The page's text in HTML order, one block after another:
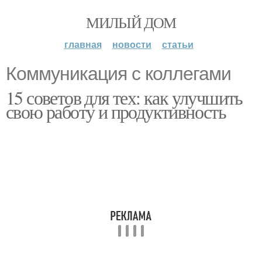
МИЛЫЙ ДОМ
главная новости статьи
Коммуникация с коллегами
15 советов для тех: как улучшить
свою работу и продуктивность